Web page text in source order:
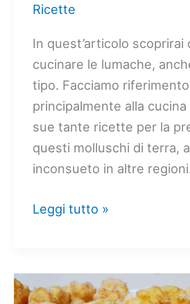
Ricette
In quest’articolo scoprirai
cucinare le lumache,
tipo. Facciamo riferimento
principalmente alla cucina
sue tante ricette per la
questi molluschi di terra,
inconsueto in altre
Come
lumache
|
Leggi tutto »